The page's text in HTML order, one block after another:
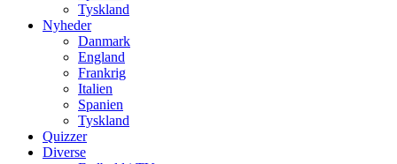
Tyskland
Nyheder
Danmark
England
Frankrig
Italien
Spanien
Tyskland
Quizzer
Diverse